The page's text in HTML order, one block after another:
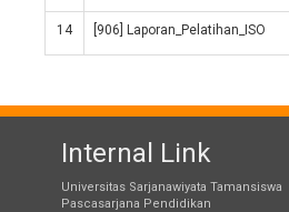
14 [906] Laporan_Pelatihan_ISO
Internal Link
Universitas Sarjanawiyata Tamansiswa
Pascasarjana Pendidikan